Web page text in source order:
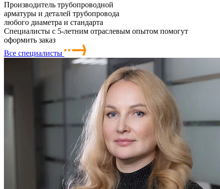
Производитель трубопроводной
арматуры и деталей трубопровода
любого диаметра и стандарта
Специалисты с 5-летним отраслевым опытом помогут
оформить заказ
Все специалисты